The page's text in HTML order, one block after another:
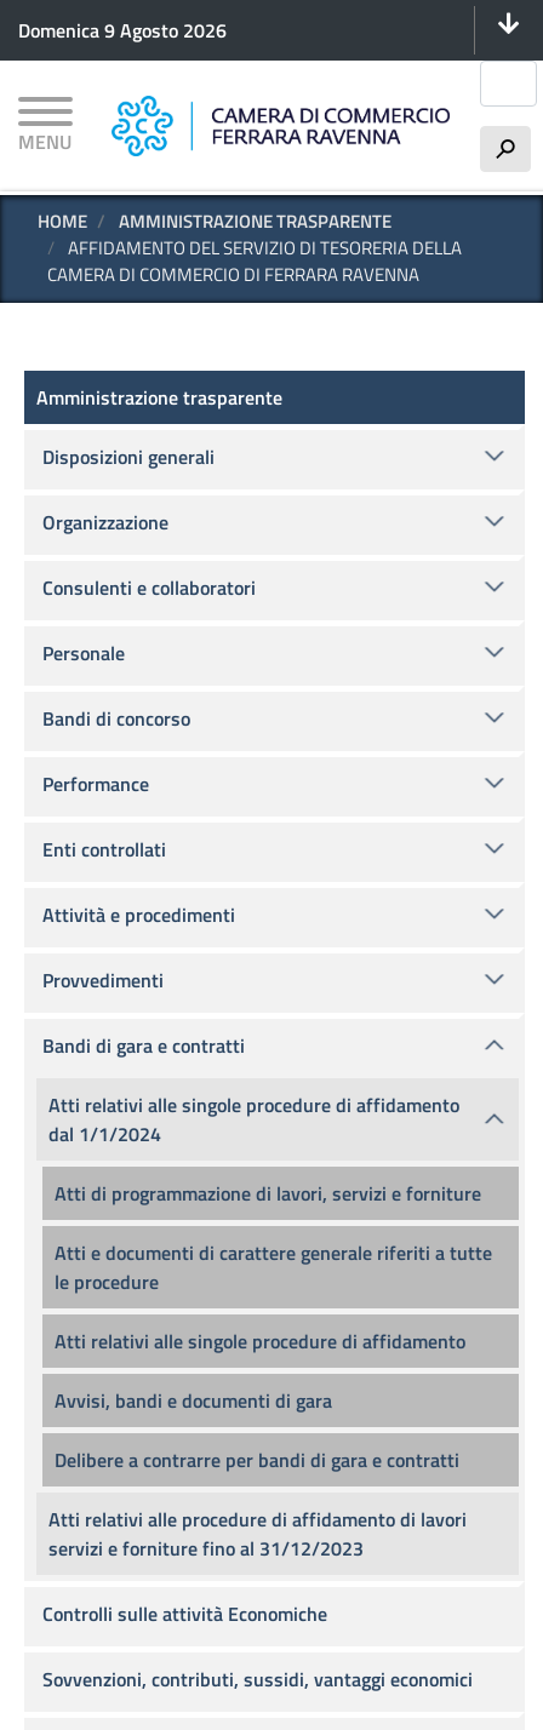
principale
Domenica 9 Agosto 2026
MENU h
HOME
AMMINISTRAZIONE TRASPARENTE
AFFIDAMENTO DEL SERVIZIO DI TESORERIA DELLA
CAMERA DI COMMERCIO DI FERRARA RAVENNA
Amministrazione trasparente
Amministrazione trasparente
Disposizioni generali
Organizzazione
Consulenti e collaboratori
Personale
Bandi di concorso
Performance
Enti controllati
Attività e procedimenti
Provvedimenti
Bandi di gara e contratti
Atti relativi alle singole procedure di affidamento
dal 1/1/2024
Atti di programmazione di lavori, servizi e forniture
Atti e documenti di carattere generale riferiti a tutte
le procedure
Atti relativi alle singole procedure di affidamento
Avvisi, bandi e documenti di gara
Delibere a contrarre per bandi di gara e contratti
Atti relativi alle procedure di affidamento di lavori
servizi e forniture fino al 31/12/2023
Controlli sulle attività Economiche
Sovvenzioni, contributi, sussidi, vantaggi economici